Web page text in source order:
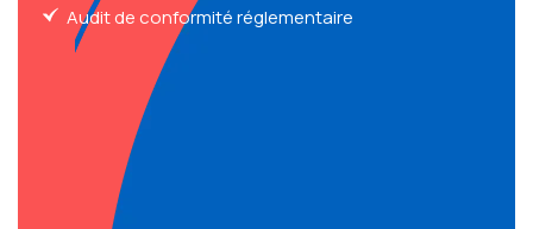
Audit de conformité réglementaire